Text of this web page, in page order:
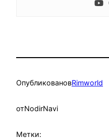
ОпубликовановRimworld
отNodirNavi
Метки: